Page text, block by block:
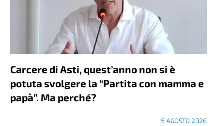
Carcere di Asti, quest’anno non si è
potuta svolgere la “Partita con mamma e
papà”. Ma perché?
5 AGOSTO 2026